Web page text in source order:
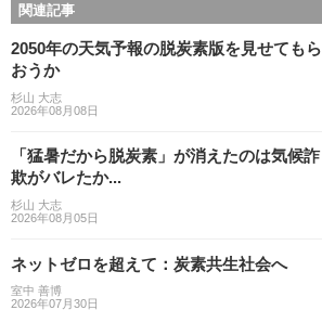
関連記事
2050年の天気予報の脱炭素版を見せてもら
おうか
杉山 大志
2026年08月08日
「猛暑だから脱炭素」が消えたのは気候詐
欺がバレたか...
杉山 大志
2026年08月05日
ネットゼロを超えて：炭素共生社会へ
室中 善博
2026年07月30日